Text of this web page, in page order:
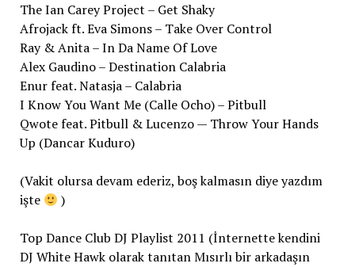
The Ian Carey Project – Get Shaky
Afrojack ft. Eva Simons – Take Over Control
Ray & Anita – In Da Name Of Love
Alex Gaudino – Destination Calabria
Enur feat. Natasja – Calabria
I Know You Want Me (Calle Ocho) – Pitbull
Qwote feat. Pitbull & Lucenzo — Throw Your Hands
Up (Dancar Kuduro)
(Vakit olursa devam ederiz, boş kalmasın diye yazdım
işte
)
Top Dance Club DJ Playlist 2011 (İnternette kendini
DJ White Hawk olarak tanıtan Mısırlı bir arkadaşın